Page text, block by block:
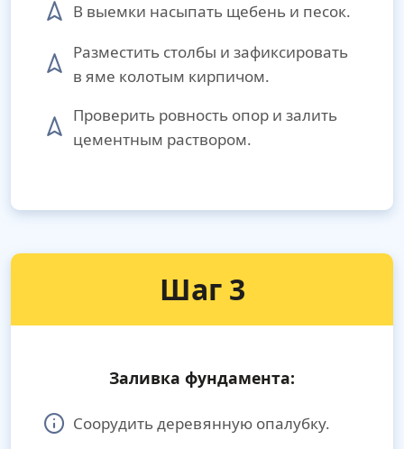
В выемки насыпать щебень и песок.
Разместить столбы и зафиксировать
в яме колотым кирпичом.
Проверить ровность опор и залить
цементным раствором.
Шаг 3
Заливка фундамента:
Соорудить деревянную опалубку.